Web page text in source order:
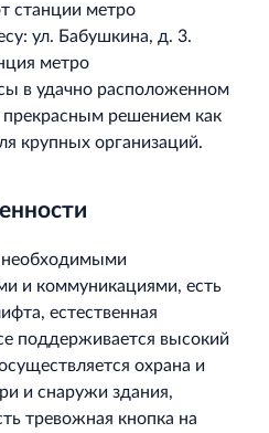
станции метро
ул. Бабушкина, д. 3.
метро
в удачно расположенном
прекрасным решением как
крупных организаций.
необходимыми
и коммуникациями, есть
естественная
поддерживается высокий
охрана и
и снаружи здания,
тревожная кнопка на